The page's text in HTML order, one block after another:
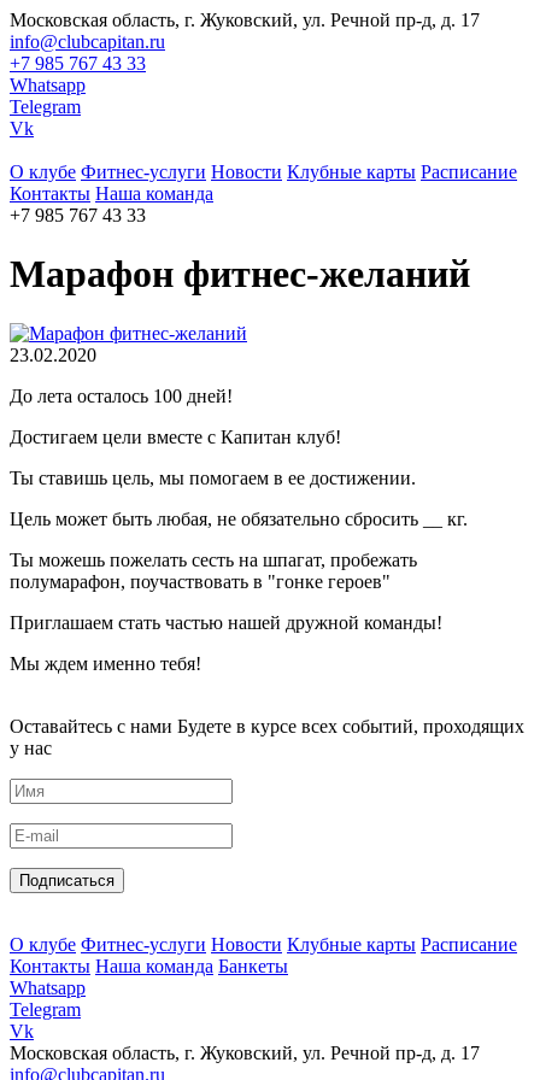
Московская область, г. Жуковский, ул. Речной пр-д, д. 17
info@clubcapitan.ru
+7 985 767 43 33
Whatsapp
Telegram
Vk
О клубе Фитнес-услуги Новости Клубные карты Расписание
Контакты Наша команда
+7 985 767 43 33
Марафон фитнес-желаний
23.02.2020
До лета осталось 100 дней!
Достигаем цели вместе с Капитан клуб!
Ты ставишь цель, мы помогаем в ее достижении.
Цель может быть любая, не обязательно сбросить __ кг.
Ты можешь пожелать сесть на шпагат, пробежать
полумарафон, поучаствовать в "гонке героев"
Приглашаем стать частью нашей дружной команды!
Мы ждем именно тебя!
Оставайтесь с нами Будете в курсе всех событий, проходящих
у нас
Подписаться
О клубе Фитнес-услуги Новости Клубные карты Расписание
Контакты Наша команда Банкеты
Whatsapp
Telegram
Vk
Московская область, г. Жуковский, ул. Речной пр-д, д. 17
info@clubcapitan.ru